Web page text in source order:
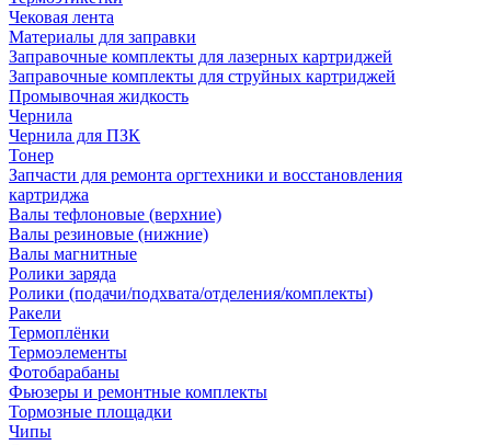
Чековая лента
Материалы для заправки
Заправочные комплекты для лазерных картриджей
Заправочные комплекты для струйных картриджей
Промывочная жидкость
Чернила
Чернила для ПЗК
Тонер
Запчасти для ремонта оргтехники и восстановления
картриджа
Валы тефлоновые (верхние)
Валы резиновые (нижние)
Валы магнитные
Ролики заряда
Ролики (подачи/подхвата/отделения/комплекты)
Ракели
Термоплёнки
Термоэлементы
Фотобарабаны
Фьюзеры и ремонтные комплекты
Тормозные площадки
Чипы